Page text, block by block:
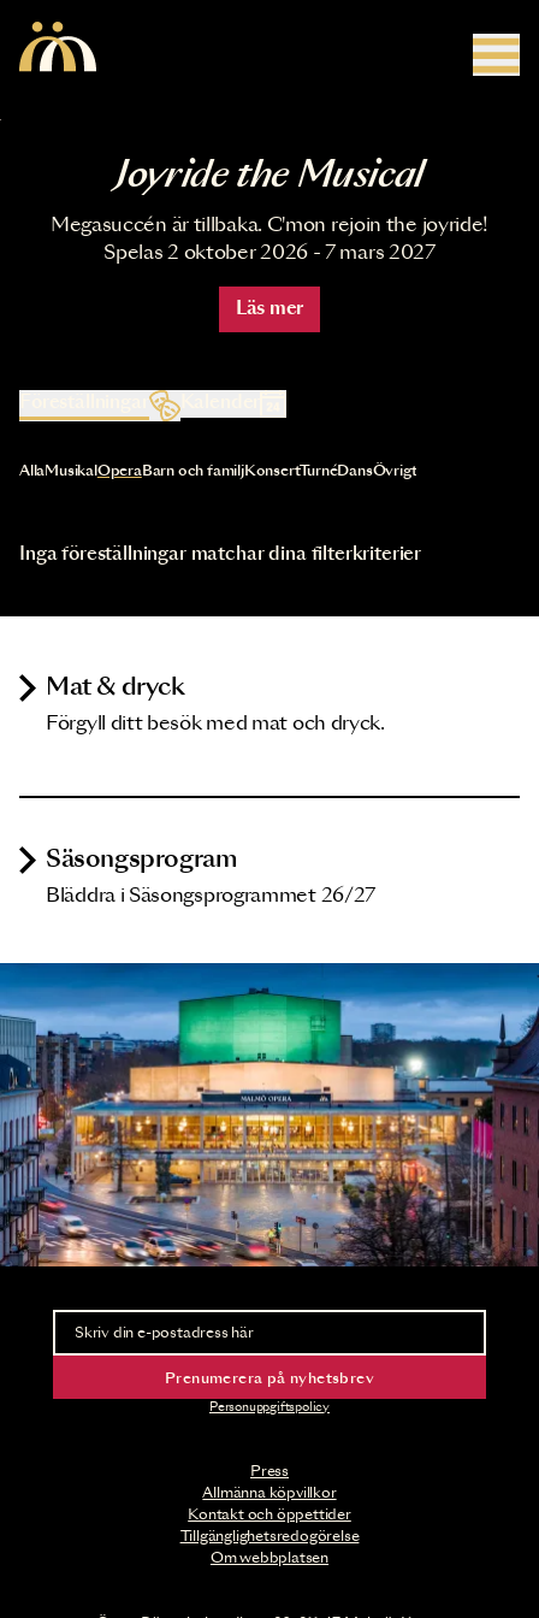
Joyride the Musical
Megasuccén är tillbaka. C'mon rejoin the joyride!
Spelas 2 oktober 2026 - 7 mars 2027
Läs mer
Kalender
Val av kategori uppdaterar innehållet automatiskt
AllaMusikal OperaBarn och familjKonsertTurnéDansÖvrigt
Inga föreställningar matchar dina filterkriterier
Mat & dryck
Förgyll ditt besök med mat och dryck.
Säsongsprogram
Bläddra i Säsongsprogrammet 26/27
Press
Allmänna köpvillkor
Kontakt och öppettider
Tillgänglighetsredogörelse
Om webbplatsen
Nyhetsbrev
Ta del av förhandsinformation och biljettsläpp.
Prenumerera på nyhetsbrev
Personuppgiftspolicy